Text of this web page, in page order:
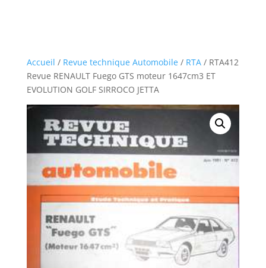
Accueil / Revue technique Automobile/ RTA/ RTA412
Revue RENAULT Fuego GTS moteur 1647cm3 ET
EVOLUTION GOLF SIRROCO JETTA